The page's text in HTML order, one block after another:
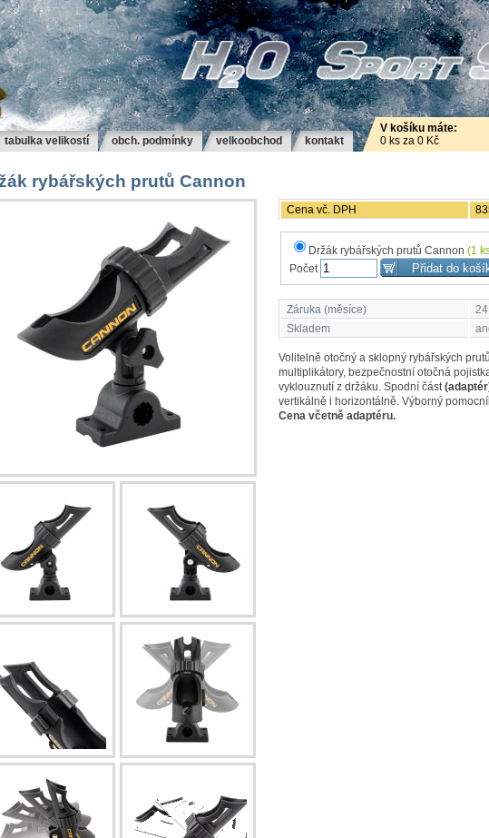
tabulka velikostí obch. podmínky velkoobchod kontakt
V košíku máte:
0 ks za 0 Kč
rybářských prutů Cannon
Cena vč. DPH
Držák rybářských prutů Cannon (1
Počet
Záruka (měsíce)
24
Skladem
Volitelně otočný a sklopný rybářských
multiplikátory, bezpečnostní otočná
vyklouznutí z držáku. Spodní část
vertikálně i horizontálně. Výborný
Cena včetně adaptéru.